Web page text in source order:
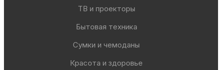
ТВ и проекторы
Бытовая техника
Сумки и чемоданы
Красота и здоровье